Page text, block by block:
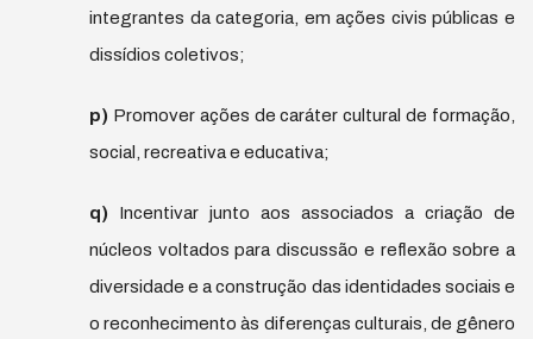
integrantes da categoria, em ações civis públicas e
dissídios coletivos;
p) Promover ações de caráter cultural de formação,
social, recreativa e educativa;
q) Incentivar junto aos associados a criação de
núcleos voltados para discussão e reflexão sobre a
diversidade e a construção das identidades sociais e
o reconhecimento às diferenças culturais, de gênero